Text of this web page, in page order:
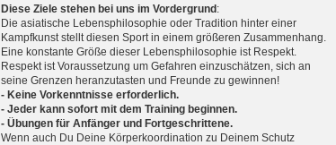
Diese Ziele stehen bei uns im Vordergrund :
Die asiatische Lebensphilosophie oder Tradition hinter einer
Kampfkunst stellt diesen Sport in einem größeren Zusammenhang.
Eine konstante Größe dieser Lebensphilosophie ist Respekt.
Respekt ist Voraussetzung um Gefahren einzuschätzen, sich an
seine Grenzen heranzutasten und Freunde zu gewinnen!
- Keine Vorkenntnisse erforderlich.
- Jeder kann sofort mit dem Training beginnen.
- Übungen für Anfänger und Fortgeschrittene.
Wenn auch Du Deine Körperkoordination zu Deinem Schutz